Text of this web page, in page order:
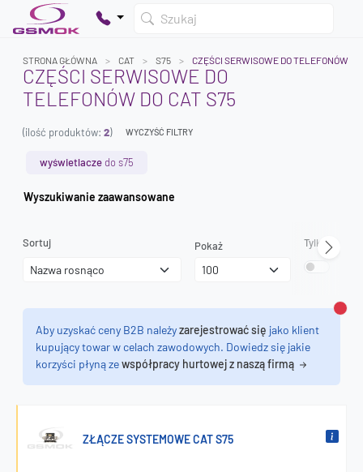
Szukaj
Dodaj produkty, aby kontynuować.
STRONA GŁÓWNA CAT S75 CZĘŚCI SERWISOWE DO TELEFONÓW
CZĘŚCI SERWISOWE DO
TELEFONÓW DO CAT S75
(ilość produktów: 2) WYCZYŚĆ FILTRY
wyświetlacze do s75
Wyszukiwanie zaawansowane
Sortuj Pokaż Tylko
Aby uzyskać ceny B2B należyzarejestrować się jako klient
kupujący towar w celach zawodowych. Dowiedz się jakie
korzyści płyną zewspółpracy hurtowej z naszą firmą
ZŁĄCZE SYSTEMOWE CAT S75